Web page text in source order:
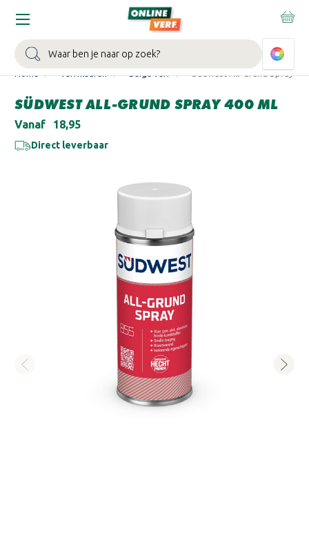
Zoeken
WIN EEN BALLONVAART:Bij besteding vanaf €100,- aan Sikkens
muurverf en/of lak.
Bekijk actie >
Home Verfkleuren Beige verf Südwest All-Grund Spray
SÜDWEST ALL-GRUND SPRAY 400 ML
Vanaf €18,95
Direct leverbaar